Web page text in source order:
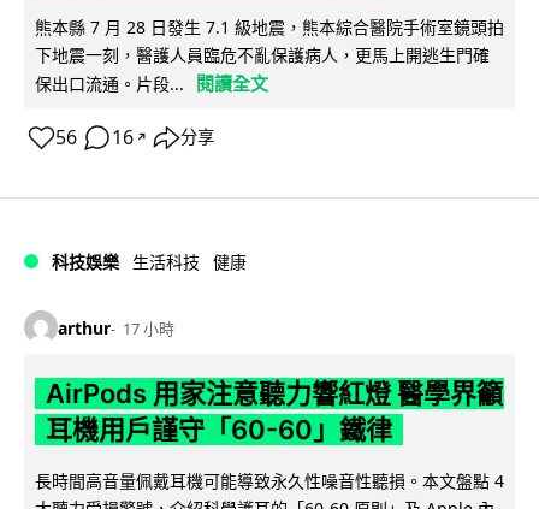
熊本縣 7 月 28 日發生 7.1 級地震，熊本綜合醫院手術室鏡頭拍
下地震一刻，醫護人員臨危不亂保護病人，更馬上開逃生門確
保出口流通。片段...
閱讀全文
56 16 ↗ 分享
科技娛樂 生活科技 健康
arthur 17 小時
AirPods 用家注意聽力響紅燈 醫學界籲
耳機用戶謹守「60-60」鐵律
長時間高音量佩戴耳機可能導致永久性噪音性聽損。本文盤點 4